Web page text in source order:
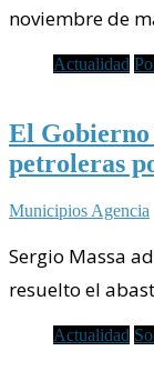
noviembre de
Actualidad
El
petroleras
Municipios Agencia
Sergio Massa
resuelto el
Actualidad